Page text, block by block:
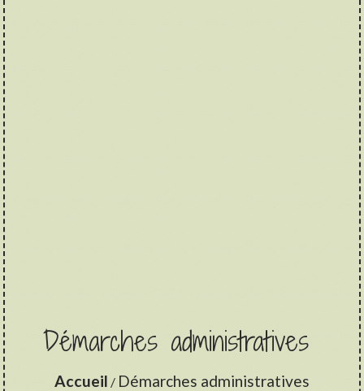
Démarches administratives
Accueil / Démarches administratives